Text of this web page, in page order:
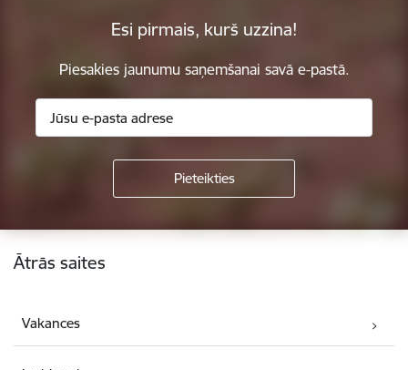
Esi pirmais, kurš uzzina!
Piesakies jaunumu saņemšanai savā e-pastā.
Kājene
Ātrās saites
Vakances